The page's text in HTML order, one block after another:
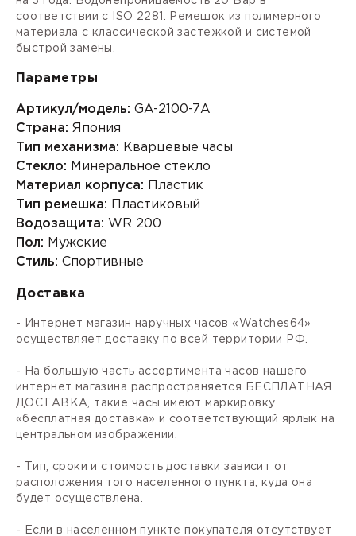
соответствии с ISO 2281. Ремешок из полимерного
материала с классической застежкой и системой
быстрой замены.
Параметры
Артикул/модель: GA-2100-7A
Страна: Япония
Тип механизма: Кварцевые часы
Стекло: Минеральное стекло
Материал корпуса: Пластик
Тип ремешка: Пластиковый
Водозащита: WR 200
Пол: Мужские
Стиль: Спортивные
Доставка
- Интернет магазин наручных часов «Watches64»
осуществляет доставку по всей территории РФ.
- На большую часть ассортимента часов нашего
интернет магазина распространяется БЕСПЛАТНАЯ
ДОСТАВКА, такие часы имеют маркировку
«бесплатная доставка» и соответствующий ярлык на
центральном изображении.
- Тип, сроки и стоимость доставки зависит от
расположения того населенного пункта, куда она
будет осуществлена.
- Если в населенном пункте покупателя отсутствует